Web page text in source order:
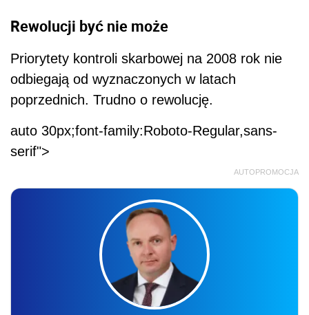
Rewolucji być nie może
Priorytety kontroli skarbowej na 2008 rok nie
odbiegają od wyznaczonych w latach
poprzednich. Trudno o rewolucję.
auto 30px;font-family:Roboto-Regular,sans-
serif">
AUTOPROMOCJA